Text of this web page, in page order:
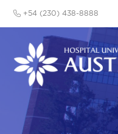
+54 (230) 438-8888